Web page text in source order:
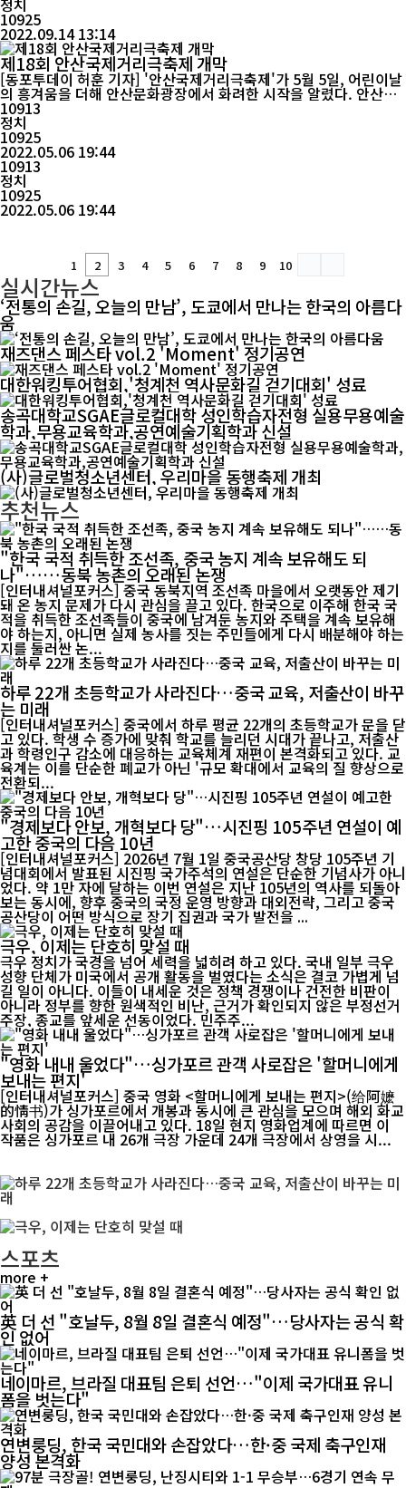
정치
10925
2022.09.14 13:14
제18회 안산국제거리극축제 개막
[동포투데이 허훈 기자] '안산국제거리극축제'가 5월 5일, 어린이날
의 흥겨움을 더해 안산문화광장에서 화려한 시작을 알렸다. 안산시
와 안산문화재단이 주최하는 '안산국제거리극축제(Ansan Street
Arts Festival)'는 2005년 시작하여 매년 5월 안산에서 열리는 공
연예술축제로 거리와 광장을 무대 삼아 연극, 퍼포먼스, 무용, 음악,
다원예술 등의 다양한 공연...
10913
정치
10925
2022.05.06 19:44
10913
정치
10925
2022.05.06 19:44
1 2 3 4 5 6 7 8 9 10
실시간뉴스
‘전통의 손길, 오늘의 만남’, 도쿄에서 만나는 한국의 아름다
움
재즈댄스 페스타 vol.2 'Moment' 정기공연
대한워킹투어협회,'청계천 역사문화길 걷기대회' 성료
송곡대학교SGAE글로컬대학 성인학습자전형 실용무용예술
학과,무용교육학과,공연예술기획학과 신설
(사)글로벌청소년센터, 우리마을 동행축제 개최
추천뉴스
"한국 국적 취득한 조선족, 중국 농지 계속 보유해도 되
나"……동북 농촌의 오래된 논쟁
[인터내셔널포커스] 중국 동북지역 조선족 마을에서 오랫동안 제기
돼 온 농지 문제가 다시 관심을 끌고 있다. 한국으로 이주해 한국 국
적을 취득한 조선족들이 중국에 남겨둔 농지와 주택을 계속 보유해
야 하는지, 아니면 실제 농사를 짓는 주민들에게 다시 배분해야 하는
지를 둘러싼 논...
하루 22개 초등학교가 사라진다…중국 교육, 저출산이 바꾸
는 미래
[인터내셔널포커스] 중국에서 하루 평균 22개의 초등학교가 문을 닫
고 있다. 학생 수 증가에 맞춰 학교를 늘리던 시대가 끝나고, 저출산
과 학령인구 감소에 대응하는 교육체계 재편이 본격화되고 있다. 교
육계는 이를 단순한 폐교가 아닌 '규모 확대에서 교육의 질 향상으로
전환되...
"경제보다 안보, 개혁보다 당"…시진핑 105주년 연설이 예
고한 중국의 다음 10년
[인터내셔널포커스] 2026년 7월 1일 중국공산당 창당 105주년 기
념대회에서 발표된 시진핑 국가주석의 연설은 단순한 기념사가 아니
었다. 약 1만 자에 달하는 이번 연설은 지난 105년의 역사를 되돌아
보는 동시에, 향후 중국의 국정 운영 방향과 대외전략, 그리고 중국
공산당이 어떤 방식으로 장기 집권과 국가 발전을 ...
극우, 이제는 단호히 맞설 때
극우 정치가 국경을 넘어 세력을 넓히려 하고 있다. 국내 일부 극우
성향 단체가 미국에서 공개 활동을 벌였다는 소식은 결코 가볍게 넘
길 일이 아니다. 이들이 내세운 것은 정책 경쟁이나 건전한 비판이
아니라 정부를 향한 원색적인 비난, 근거가 확인되지 않은 부정선거
주장, 종교를 앞세운 선동이었다. 민주주...
"영화 내내 울었다"…싱가포르 관객 사로잡은 '할머니에게
보내는 편지'
[인터내셔널포커스] 중국 영화 <할머니에게 보내는 편지>(给阿嬷
的情书)가 싱가포르에서 개봉과 동시에 큰 관심을 모으며 해외 화교
사회의 공감을 이끌어내고 있다. 18일 현지 영화업계에 따르면 이
작품은 싱가포르 내 26개 극장 가운데 24개 극장에서 상영을 시...
스포츠
more +
英 더 선 "호날두, 8월 8일 결혼식 예정"…당사자는 공식 확
인 없어
네이마르, 브라질 대표팀 은퇴 선언…"이제 국가대표 유니
폼을 벗는다"
연변룽딩, 한국 국민대와 손잡았다…한·중 국제 축구인재
양성 본격화